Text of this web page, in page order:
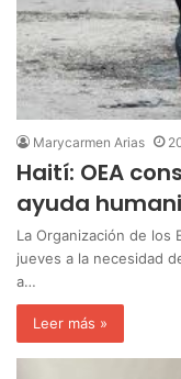
Marycarmen Arias
Haití: OEA
ayuda
La Organización de
jueves a la necesidad
a…
Leer más »